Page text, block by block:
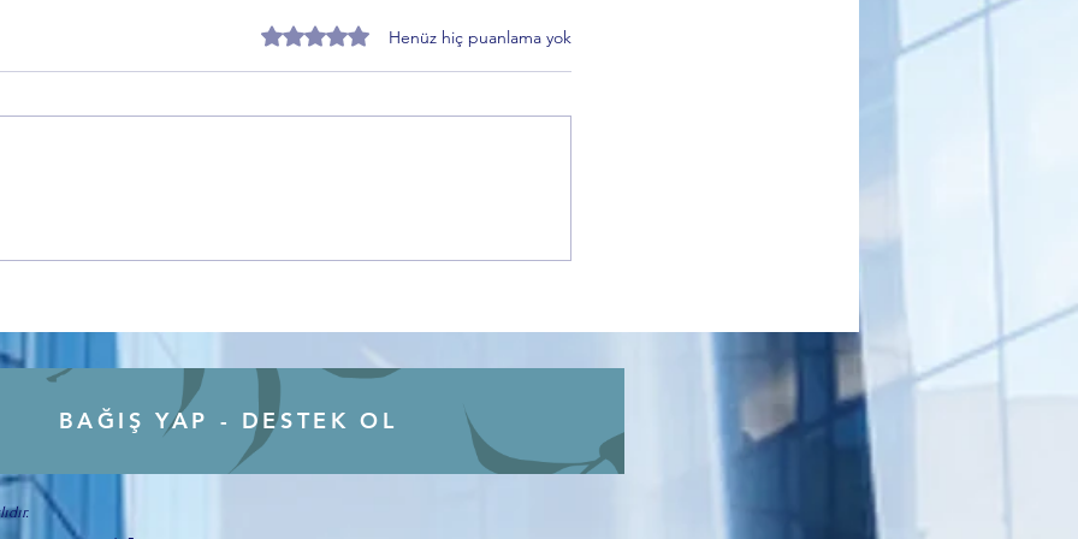
Üye Vurgusu
Süreci Açıklaması
5 üzerinden 0 yıldızHenüz hiç puanlama yok
BAĞIŞ YAP - DESTEK OL